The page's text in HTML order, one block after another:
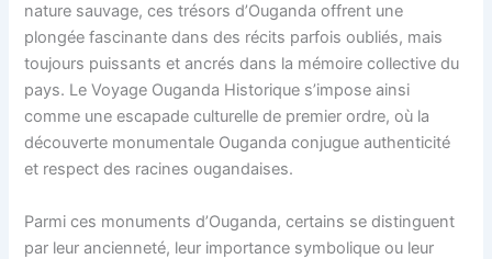
nature sauvage, ces trésors d’Ouganda offrent une
plongée fascinante dans des récits parfois oubliés, mais
toujours puissants et ancrés dans la mémoire collective du
pays. Le Voyage Ouganda Historique s’impose ainsi
comme une escapade culturelle de premier ordre, où la
découverte monumentale Ouganda conjugue authenticité
et respect des racines ougandaises.
Parmi ces monuments d’Ouganda, certains se distinguent
par leur ancienneté, leur importance symbolique ou leur